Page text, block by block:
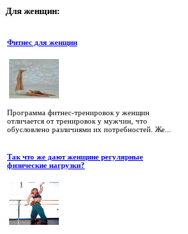
Для женщин:
Фитнес для женщин
Программа фитнес-тренировок у женщин
отличается от тренировок у мужчин, что
обусловлено различиями их потребностей. Же...
Так что же дают женщине регулярные
физические нагрузки?